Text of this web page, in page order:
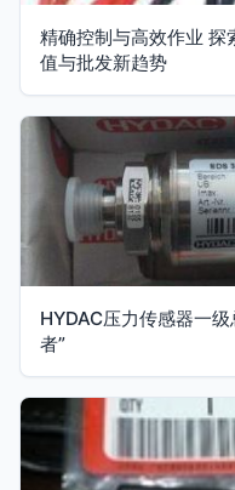
精确控制与高效作业
值与批发新趋势
HYDAC压力传感器一
者”